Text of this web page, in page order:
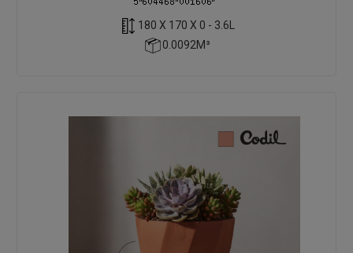
180 X 170 X 0 - 3.6L
0.0092M³